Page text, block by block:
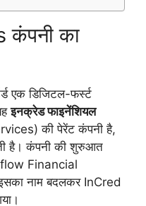
का
एक डिजिटल-फर्स्ट
इनक्रेड फाइनेंशियल
की पेरेंट कंपनी है,
है। कंपनी की शुरुआत
Financial
नाम बदलकर InCred